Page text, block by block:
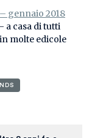
gennaio 2018
a casa di tutti
molte edicole